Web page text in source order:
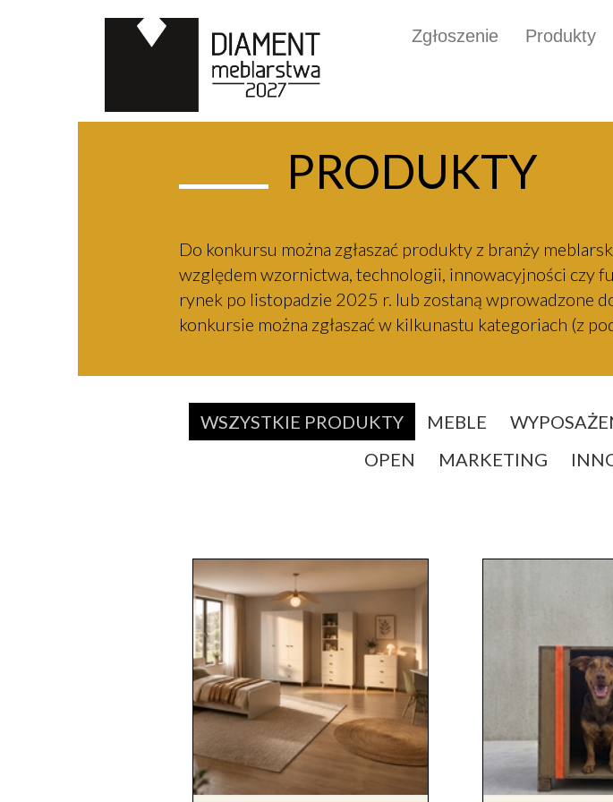
Zgłoszenie Produkty
PRODUKTY
Do konkursu można zgłaszać produkty z branży
względem wzornictwa, technologii, innowacyjności czy
rynek po listopadzie 2025 r. lub zostaną wprowadzone
konkursie można zgłaszać w kilkunastu kategoriach (z
WSZYSTKIE PRODUKTY MEBLE
OPEN
MARKETING